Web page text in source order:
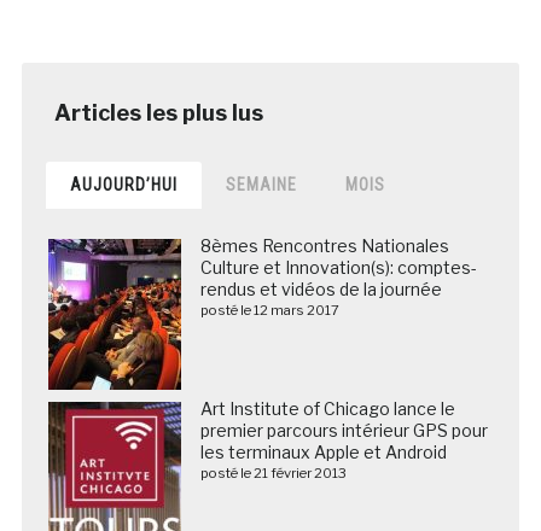
AUJOURD’HUI SEMAINE MOIS
8èmes Rencontres Nationales
Culture et Innovation(s): comptes-
rendus et vidéos de la journée
posté le 12 mars 2017
Art Institute of Chicago lance le
premier parcours intérieur GPS pour
les terminaux Apple et Android
posté le 21 février 2013